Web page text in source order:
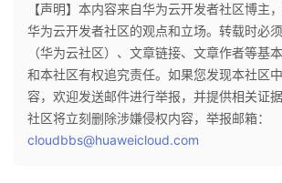
【声明】本内容来自华为云开发者社区博主
华为云开发者社区的观点和立场。转载时必
（华为云社区）、文章链接、文章作者等基
和本社区有权追究责任。如果您发现本社区
容，欢迎发送邮件进行举报，并提供相关证
社区将立刻删除涉嫌侵权内容，举报邮箱：
cloudbbs@huaweicloud.com